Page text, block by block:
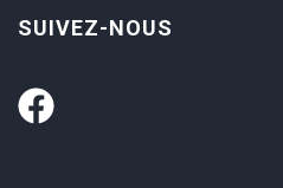
SUIVEZ-NOUS